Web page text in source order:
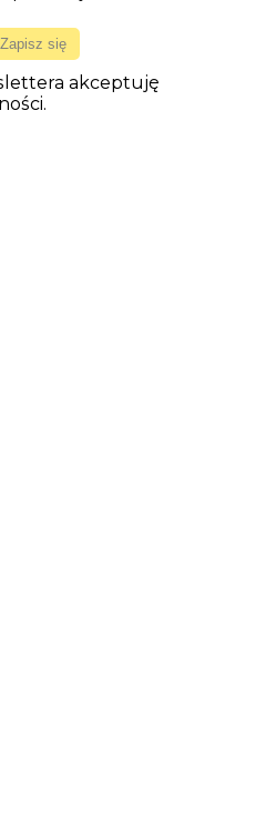
akceptuję
.